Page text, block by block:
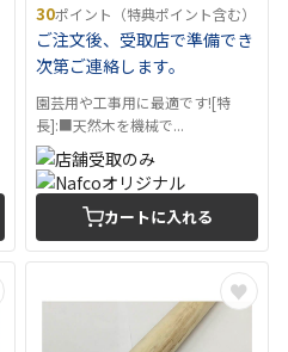
30ポイント（特典ポイント含む）
ご注文後、受取店で準備でき
次第ご連絡します。
園芸用や工事用に最適です![特
長]:■天然木を機械で...
カートに入れる